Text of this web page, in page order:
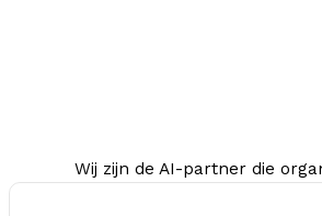
Wij zijn de AI-partner die